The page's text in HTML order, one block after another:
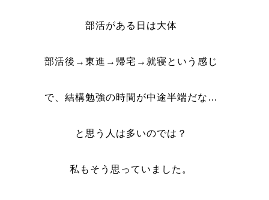
部活がある日は大体
部活後→東進→帰宅→就寝という感じ
で、結構勉強の時間が中途半端だな…
と思う人は多いのでは？
私もそう思っていました。